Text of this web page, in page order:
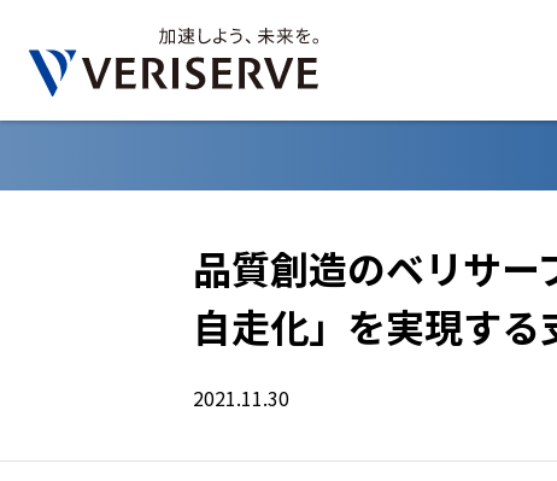
品質創造のベリサー
自走化」を実現す
2021.11.30